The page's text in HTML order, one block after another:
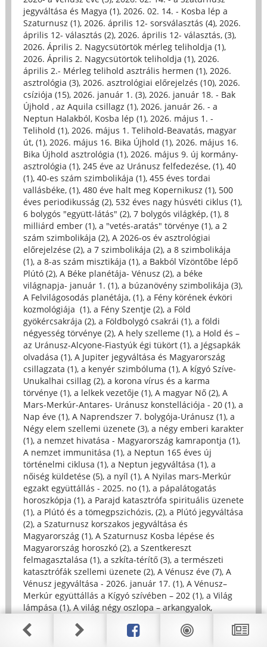
jegyváltása és Magya (1), 2026. 02. 14. - Kosba lép a
Szaturnusz (1), 2026. április 12- sorsválasztás (4), 2026.
április 12- választás (2), 2026. április 12- választás, (3),
2026. Április 2. Nagycsütörtök mérleg teliholdja (1),
2026. Április 2. Nagycsütörtök teliholdja (1), 2026.
április 2.- Mérleg telihold asztrális hermen (1), 2026.
asztrológia (3), 2026. asztrológiai előrejelzés (10), 2026.
csíziója (15), 2026. január 1. (3), 2026. január 18. - Bak
Újhold , az Aquila csillagz (1), 2026. január 26. - a
Neptun Halakból, Kosba lép (1), 2026. május 1. -
Telihold (1), 2026. május 1. Telihold-Beavatás, magyar
út, (1), 2026. május 16. Bika Újhold (1), 2026. május 16.
Bika Újhold asztrológia (1), 2026. május 9. új kormány-
asztrológia (1), 245 éve az Uránusz felfedezése, (1), 40
(1), 40-es szám szimbolikája (1), 455 éves tordai
vallásbéke, (1), 480 éve halt meg Kopernikusz (1), 500
éves periodikusság (2), 532 éves nagy húsvéti ciklus (1),
6 bolygós "együtt-látás" (2), 7 bolygós világkép, (1), 8
milliárd ember (1), a "vetés-aratás" törvénye (1), a 2
szám szimbolikája (2), A 2026-os év asztrológiai
előrejelzése (2), a 7 szimbolikája (2), a 8 szimbolikája
(1), a 8-as szám misztikája (1), a Bakból Vízöntőbe lépő
Plútó (2), A Béke planétája- Vénusz (2), a béke
világnapja- január 1. (1), a búzanövény szimbolikája (3),
A Felvilágosodás planétája, (1), a Fény körének évköri
kozmológiája (1), a Fény Szentje (2), a Föld
gyökércsakrája (2), a Földbolygó csakrái (1), a földi
négyesség törvénye (2), A hely szelleme (1), a Hold és –
az Uránusz-Alcyone-Fiastyúk égi tükört (1), a Jégsapkák
olvadása (1), A Jupiter jegyváltása és Magyarország
csillagzata (1), a kenyér szimbóluma (1), A kígyó Szíve-
Unukalhai csillag (2), a korona vírus és a karma
törvénye (1), a lelkek vezetője (1), A magyar Nő (2), A
Mars-Merkúr-Antares- Uránusz konstellációja - 20 (1), a
Nap éve (1), A Naprendszer 7. bolygója-Uránusz (1), a
Négy elem szellemi üzenete (3), a négy emberi karakter
(1), a nemzet hivatása - Magyarország kamrapontja (1),
A nemzet immunitása (1), a Neptun 165 éves új
történelmi ciklusa (1), a Neptun jegyváltása (1), a
nőiség küldetése (5), a nyíl (1), A Nyilas mars-Merkúr
egzakt együttállás - 2025. no (1), a pápalátogatás
horoszkópja (1), a Parajd katasztrófa spirituális üzenete
(1), a Plútó és a tömegpszichózis, (2), a Plútó jegyváltása
(2), a Szaturnusz korszakos jegyváltása és
Magyarország (1), A Szaturnusz Kosba lépése és
Magyarország horoszkó (2), a Szentkereszt
felmagasztalása (1), a szkíta-térítő (3), a természeti
katasztrófák szellemi üzenete (2), A Vénusz éve (7), A
Vénusz jegyváltása - 2026. január 17. (1), A Vénusz–
Merkúr együttállás a Kígyó szívében – 202 (1), a Világ
lámpása (1), A világ négy oszlopa – arkangyalok,
és magyar történelem (4)
a vízöntő szellemisége (8)
a